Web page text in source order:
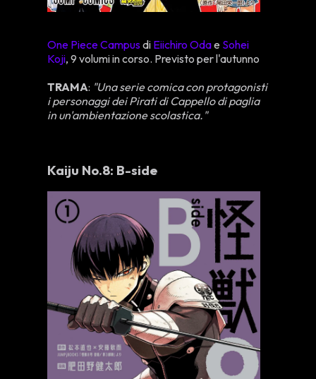
One Piece Campusdi Eiichiro Odae Sohei
Koji, 9 volumi in corso. Previsto per l'autunno
TRAMA: "Una serie comica con protagonisti
i personaggi dei Pirati di Cappello di paglia
in un'ambientazione scolastica."
Kaiju No.8: B-side